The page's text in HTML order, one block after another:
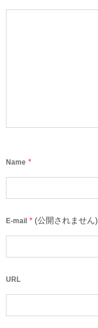
Name *
E-mail * (公開されません)
URL